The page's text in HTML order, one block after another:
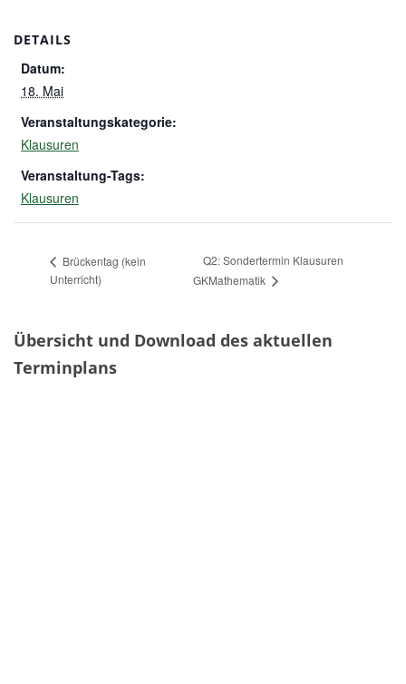
DETAILS
Datum:
18. Mai
Veranstaltungskategorie:
Klausuren
Veranstaltung-Tags:
Klausuren
Brückentag (kein
Unterricht)
Q2: Sondertermin Klausuren
GKMathematik
Übersicht und Download des aktuellen
Terminplans